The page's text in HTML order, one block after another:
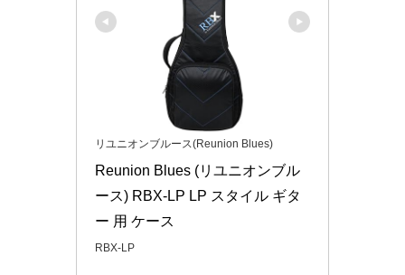
リユニオンブルース(Reunion Blues)
Reunion Blues (リユニオンブル
ース) RBX-LP LP スタイル ギタ
ー 用 ケース
RBX-LP